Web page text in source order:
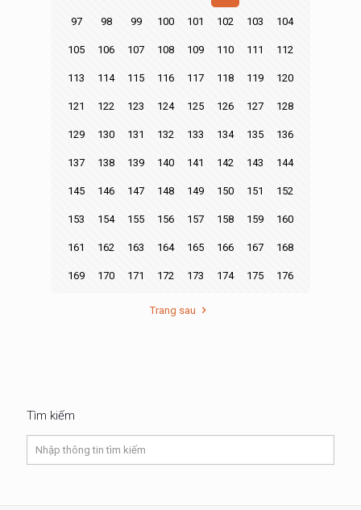
97 98 99 100 101 102 103 104
105 106 107 108 109 110 111 112
113 114 115 116 117 118 119 120
121 122 123 124 125 126 127 128
129 130 131 132 133 134 135 136
137 138 139 140 141 142 143 144
145 146 147 148 149 150 151 152
153 154 155 156 157 158 159 160
161 162 163 164 165 166 167 168
169 170 171 172 173 174 175 176
Trang sau
Tìm kiếm